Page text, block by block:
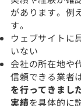
があります。例
す。
ウェブサイトに
いない
会社の所在地や
信頼できる業者は
を行ってきまし
実績を具体的に